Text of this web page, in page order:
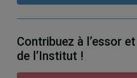
Contribuez à l’essor
de l’Institut !